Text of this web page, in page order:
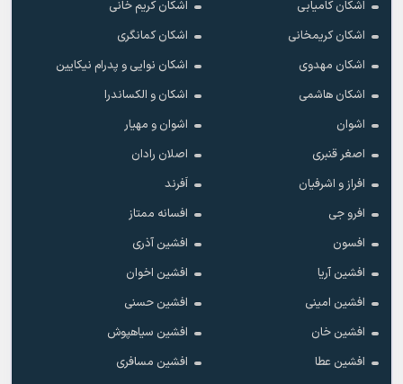
اشکان کامیابی
اشکان کریم خانی
اشکان کریمخانی
اشکان کمانگری
اشکان مهدوی
اشکان نوایی و پدرام نیکایین
اشکان هاشمی
اشکان و الکساندرا
اشوان
اشوان و مهیار
اصغر قنبری
اصلان رادان
افراز و اشرفیان
اَفرند
افرو جی
افسانه ممتاز
افسون
افشین آذری
افشین آریا
افشین اخوان
افشین امینی
افشین حسنی
افشین خان
افشین سیاهپوش
افشین عطا
افشین مسافری